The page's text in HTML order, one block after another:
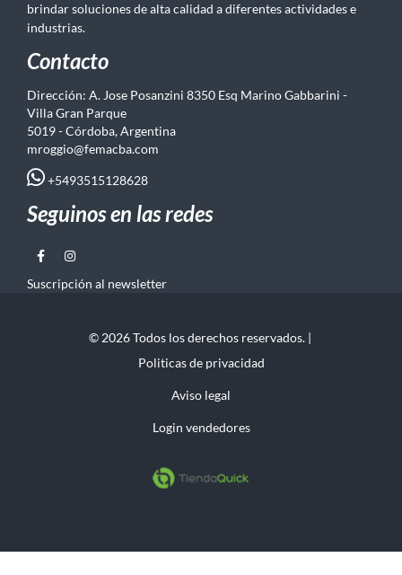
brindar soluciones de alta calidad a diferentes actividades e
industrias.
Contacto
Dirección: A. Jose Posanzini 8350 Esq Marino Gabbarini -
Villa Gran Parque
5019 - Córdoba, Argentina
mroggio@femacba.com
+5493515128628
Seguinos en las redes
Suscripción al newsletter
© 2026 Todos los derechos reservados. |
Politicas de privacidad
Aviso legal
Login vendedores